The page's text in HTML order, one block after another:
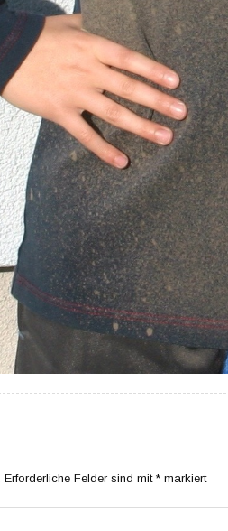
Erforderliche Felder sind mit * markiert